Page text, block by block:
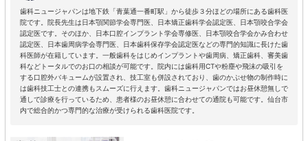
歯科ニュージャパンは地下鉄「青葉通一番町駅」から徒歩３分ほどの場所にある歯科医
院です。院長先生は日本顎関節学会専門医、日本矯正歯科学会認定医、日本顎咬合学会
認定医です。そのほか、日本口腔インプラント学会専修医、日本顎咬合学会かみ合わせ
認定医、日本歯周病学会専門医、日本歯科保存学会認定医などの専門的知識に長けた歯
科医師が在籍しています。一般歯科をはじめインプラントや歯周病、矯正歯科、審美歯
科などトータルでのお口の相談が可能です。院内には歯科用CTや粉塵や飛沫の吸引を
する口腔外バキュームが設置され、技工室も併設されており、歯のかぶせ物の制作時に
は歯科技工士との連携もスムーズに行えます。歯科ニュージャパンではお昼休憩無しで
通しで診療を行っているため、患者様のお昼休憩に合わせての通院も可能です。仙台市
内で総合的かつ専門的な治療が受けられる歯科医院です。